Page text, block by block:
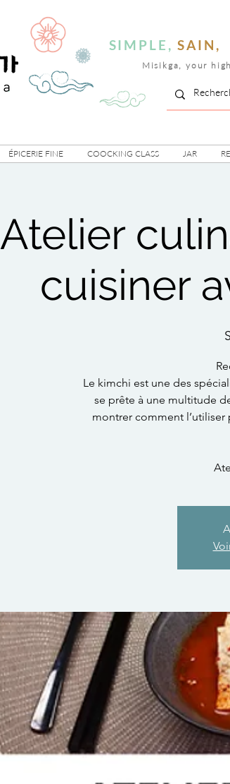
SIMPLE, SAIN,
Misikga, your
ÉPICERIE FINE COOCKING CLASS JAR
Atelier
cuisiner
Le kimchi est une des
se prête à une multitude
montrer comment